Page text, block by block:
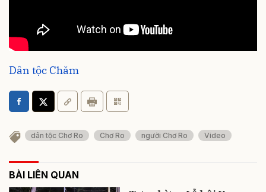
Dân tộc Chăm
dân tộc Chơ Ro Chơ Ro người Chơ Ro Video
BÀI LIÊN QUAN